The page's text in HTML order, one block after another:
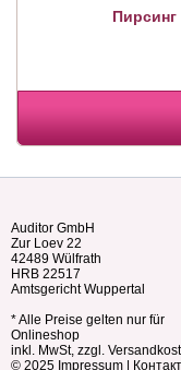
Пирсинг
Auditor GmbH
Zur Loev 22
42489 Wülfrath
HRB 22517
Amtsgericht Wuppertal
* Alle Preise gelten nur für
Onlineshop
inkl. MwSt, zzgl.
© 2025 Impressum Контакт